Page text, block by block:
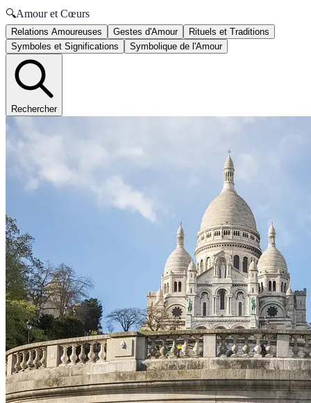
🔍Amour et Cœurs
Relations Amoureuses Gestes d'Amour
Rituels et Traditions
Symboles et Significations
Symbolique de l'Amour
Rechercher